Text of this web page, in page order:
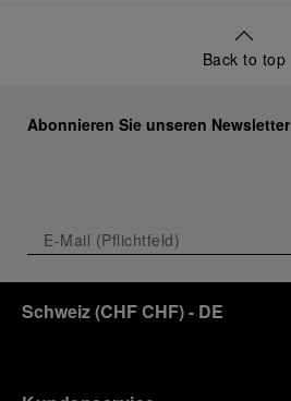
Back to top
Abonnieren Sie unseren Newsletter
Schweiz(CHF CHF)- DE